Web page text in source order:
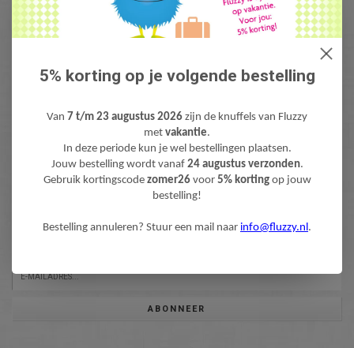
van Film & TV en zacht pluche baby speelgoed. Levertijd: 1-3 werdagen.
Gratis verzending (NL) boven €40,-
NIEUWSBRIEF
Wilt u op de hoogte blijven?
ABONNEER
5% korting op je volgende bestelling
Van 7 t/m 23 augustus 2026 zijn de knuffels van Fluzzy
met vakantie.
In deze periode kun je wel bestellingen plaatsen.
Jouw bestelling wordt vanaf 24 augustus verzonden.
Gebruik kortingscode zomer26 voor 5% kortingop jouw
bestelling!
Bestelling annuleren? Stuur een mail naar info@fluzzy.nl.